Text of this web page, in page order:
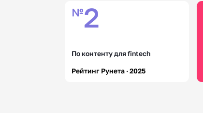
№2
По контенту для fintech
Рейтинг Рунета · 2025